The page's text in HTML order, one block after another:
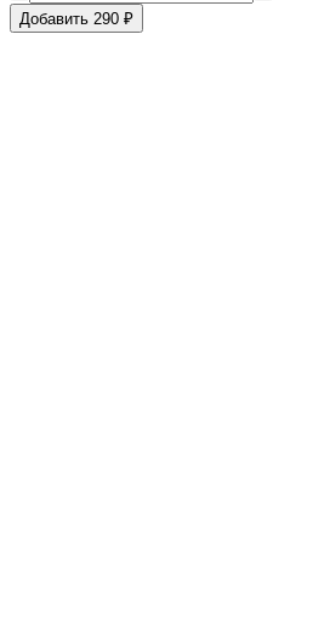
Добавить 290 ₽